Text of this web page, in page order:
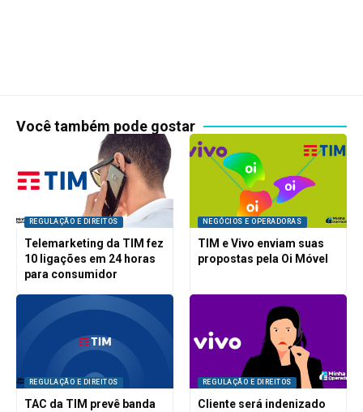
Você também pode gostar
REGULAÇÃO E DIREITOS
Telemarketing da TIM fez
10 ligações em 24 horas
para consumidor
NEGÓCIOS E OPERADORAS
TIM e Vivo enviam suas
propostas pela Oi Móvel
REGULAÇÃO E DIREITOS
TAC da TIM prevê banda
REGULAÇÃO E DIREITOS
Cliente será indenizado